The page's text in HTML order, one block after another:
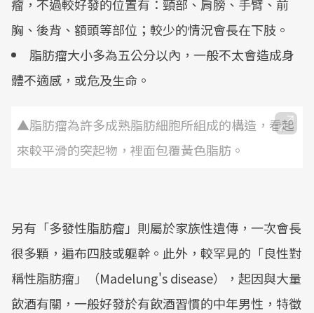
瘤，不過較好發的位置有：頸部、肩膀、手臂、前
胸、後背、額頭等部位；較少的情況會長在下肢。
脂肪瘤大小多為五公分以內，一般不太會造成身
體不適感，或危及生命。
▲脂肪瘤為許多成熟脂肪細胞所組成的構造，看起
來較平滑的突起物，裡面包覆黃色脂肪。
另有「多發性脂肪瘤」則屬於家族性遺傳，一次會長
很多顆，遍布四肢或軀幹。此外，較罕見的「良性對
稱性脂肪瘤」（Madelung's disease），起因與大量
飲酒有關，一般好發於有飲酒習慣的中年男性，特徵